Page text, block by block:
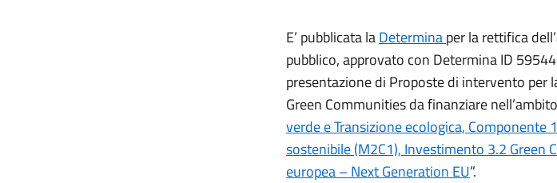
E’ pubblicata laDeterminaper la rettifica
pubblico, approvato con Determina ID
presentazione di Proposte di intervento per
Green Communities da finanziare
verde e Transizione ecologica,
sostenibile (M2C1), Investimento 3.2 Green
europea – Next Generation EU”.